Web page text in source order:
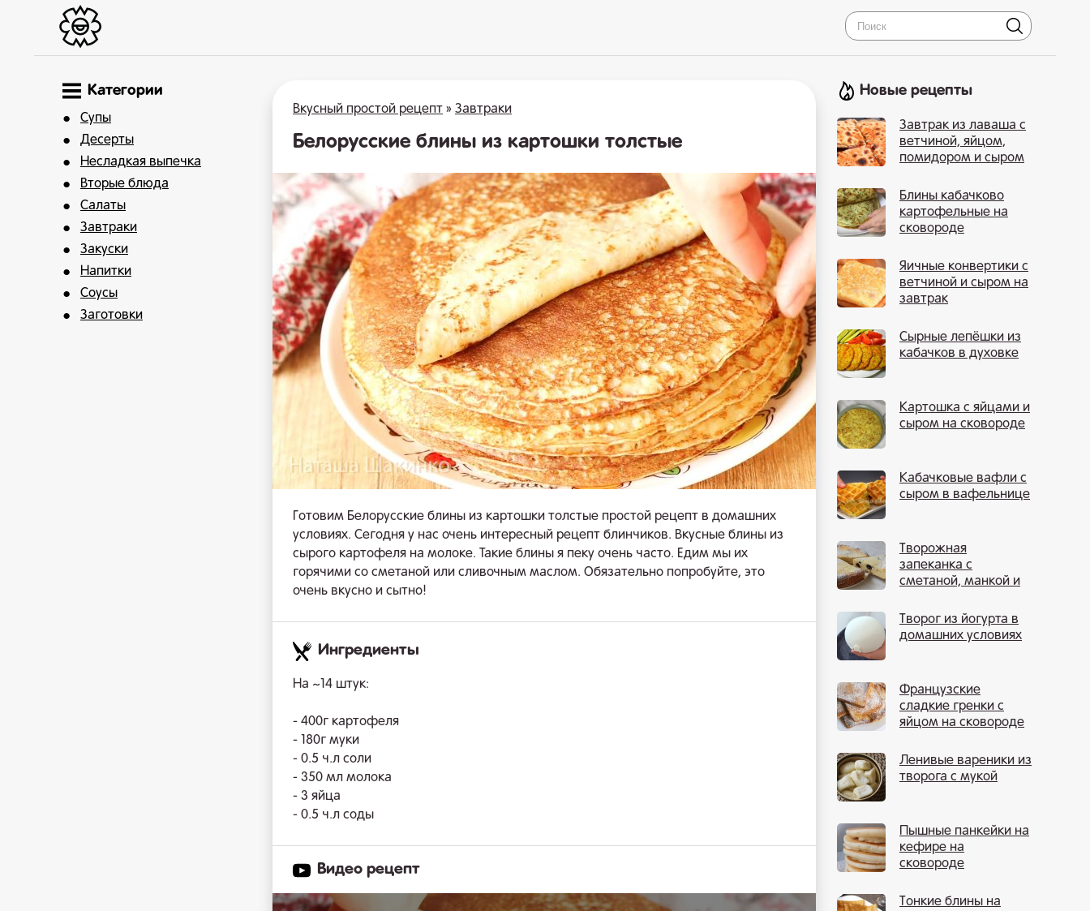
Категории
Супы
Десерты
Несладкая выпечка
Вторые блюда
Салаты
Завтраки
Закуски
Напитки
Соусы
Заготовки
Вкусный простой рецепт » Завтраки
Белорусские блины из картошки толстые
Готовим Белорусские блины из картошки толстые простой рецепт в домашних
условиях. Сегодня у нас очень интересный рецепт блинчиков. Вкусные блины из
сырого картофеля на молоке. Такие блины я пеку очень часто. Едим мы их
горячими со сметаной или сливочным маслом. Обязательно попробуйте, это
очень вкусно и сытно!
Ингредиенты
На ~14 штук:
- 400г картофеля
- 180г муки
- 0.5 ч.л соли
- 350 мл молока
- 3 яйца
- 0.5 ч.л соды
Видео рецепт
Новые рецепты
Завтрак из лаваша с
ветчиной, яйцом,
помидором и сыром
Блины кабачково
картофельные на
сковороде
Яичные конвертики с
ветчиной и сыром на
завтрак
Сырные лепёшки из
кабачков в духовке
Картошка с яйцами и
сыром на сковороде
Кабачковые вафли с
сыром в вафельнице
Творожная
запеканка с
сметаной, манкой и
Творог из йогурта в
домашних условиях
Французские
сладкие гренки с
яйцом на сковороде
Ленивые вареники из
творога с мукой
Пышные панкейки на
кефире на
сковороде
Тонкие блины на